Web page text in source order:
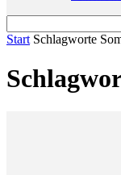
Start Schlagworte